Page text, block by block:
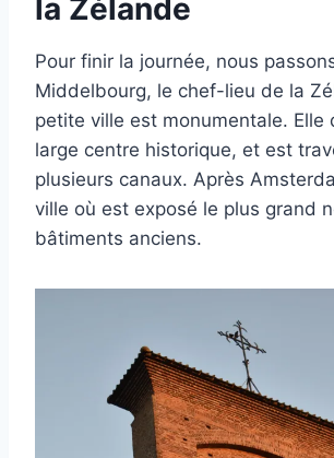
la Zélande
Pour finir la journée, nous
Middelbourg, le chef-lieu de la
petite ville est monumentale. Elle
large centre historique, et est
plusieurs canaux. Après
ville où est exposé le plus grand
bâtiments anciens.